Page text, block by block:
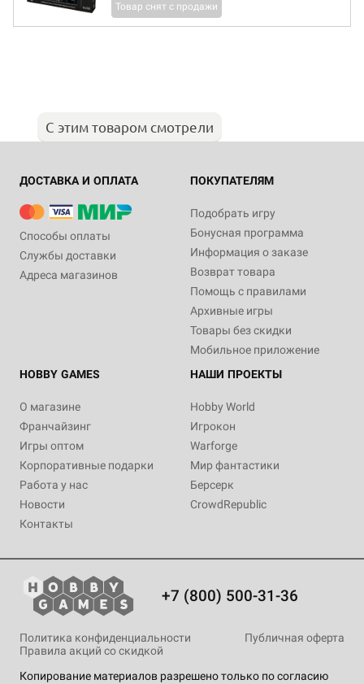
Товар снят с продажи
С этим товаром смотрели
ДОСТАВКА И ОПЛАТА
Способы оплаты
Службы доставки
Адреса магазинов
ПОКУПАТЕЛЯМ
Подобрать игру
Бонусная программа
Информация о заказе
Возврат товара
Помощь с правилами
Архивные игры
Товары без скидки
Мобильное приложение
HOBBY GAMES
О магазине
Франчайзинг
Игры оптом
Корпоративные подарки
Работа у нас
Новости
Контакты
НАШИ ПРОЕКТЫ
Hobby World
Игрокон
Warforge
Мир фантастики
Берсерк
CrowdRepublic
+7 (800) 500-31-36
Копирование материалов разрешено только по согласию
Политика конфиденциальности
Публичная оферта
Правила акций со скидкой